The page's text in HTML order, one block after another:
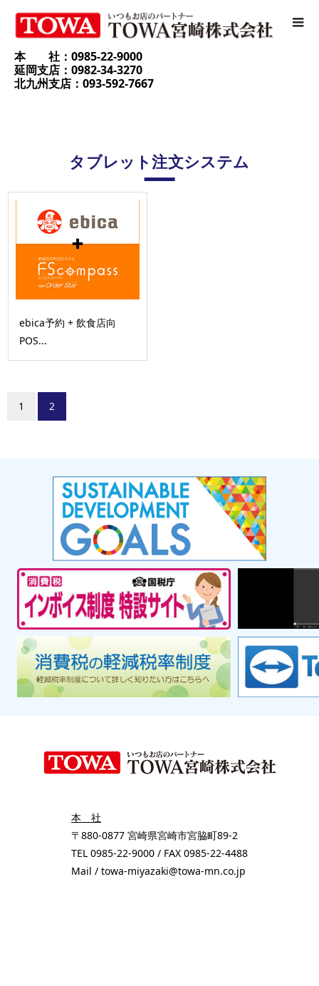
本 社：0985-22-9000
延岡支店：0982-34-3270
北九州支店：093-592-7667
タブレット注文システム
ebica予約 + 飲食店向
POS...
1 2
本 社
〒880-0877 宮崎県宮崎市宮脇町89-2
TEL 0985-22-9000 / FAX 0985-22-4488
Mail / towa-miyazaki@towa-mn.co.jp